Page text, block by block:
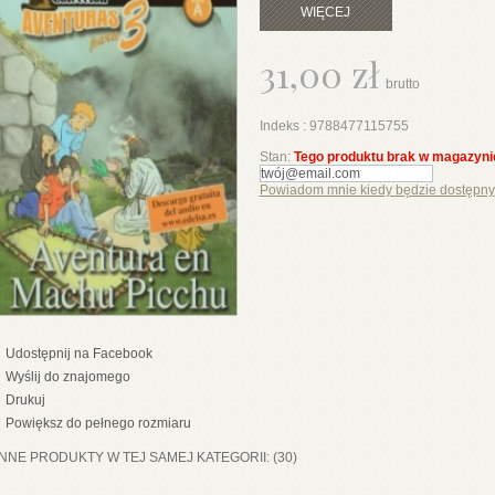
Udostępnij na Facebook
Wyślij do znajomego
Drukuj
Powiększ do pełnego rozmiaru
WIĘCEJ
31,00 zł brutto
Indeks : 9788477115755
Stan: Tego produktu brak w
Powiadom mnie kiedy będzie dostępny
PRODUKTY W TEJ SAMEJ KATEGORII: (30)